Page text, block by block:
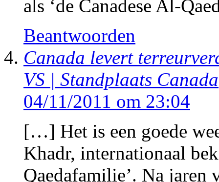
als ‘de Canadese Al-
Beantwoorden
Canada levert
VS | Standplaats Canada
04/11/2011 om 23:04
[…] Het is een goede
Khadr, internationaal
Qaedafamilie’. Na jaren